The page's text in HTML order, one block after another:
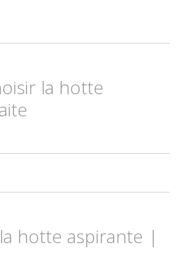
la hotte
hotte aspirante |